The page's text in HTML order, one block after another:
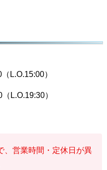
L.O.15:00）
L.O.19:30）
、営業時間・定休日が異